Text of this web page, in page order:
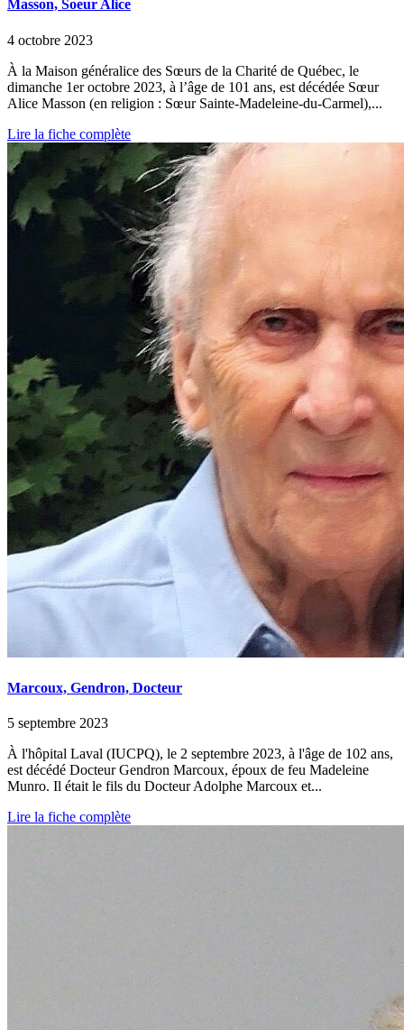
Masson, Soeur Alice
4 octobre 2023
À la Maison généralice des Sœurs de la Charité de Québec, le
dimanche 1er octobre 2023, à l’âge de 101 ans, est décédée Sœur
Alice Masson (en religion : Sœur Sainte-Madeleine-du-Carmel),...
Lire la fiche complète
Marcoux, Gendron, Docteur
5 septembre 2023
À l'hôpital Laval (IUCPQ), le 2 septembre 2023, à l'âge de 102 ans,
est décédé Docteur Gendron Marcoux, époux de feu Madeleine
Munro. Il était le fils du Docteur Adolphe Marcoux et...
Lire la fiche complète